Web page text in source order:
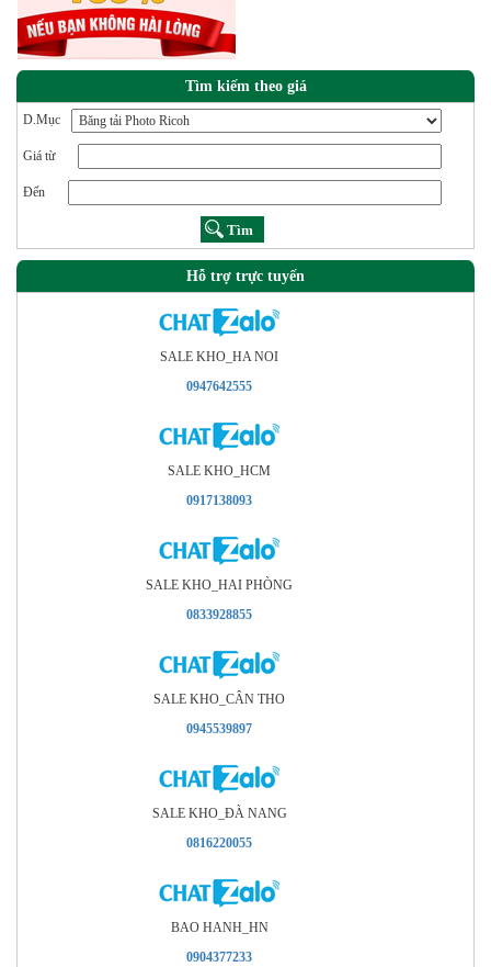
Tìm kiếm theo giá
D.Mục
Giá từ
Đến
Hỗ trợ trực tuyến
SALE KHO_HA NOI
0947642555
SALE KHO_HCM
0917138093
SALE KHO_HAI PHÒNG
0833928855
SALE KHO_CÂN THO
0945539897
SALE KHO_ÐÀ NANG
0816220055
BAO HANH_HN
0904377233